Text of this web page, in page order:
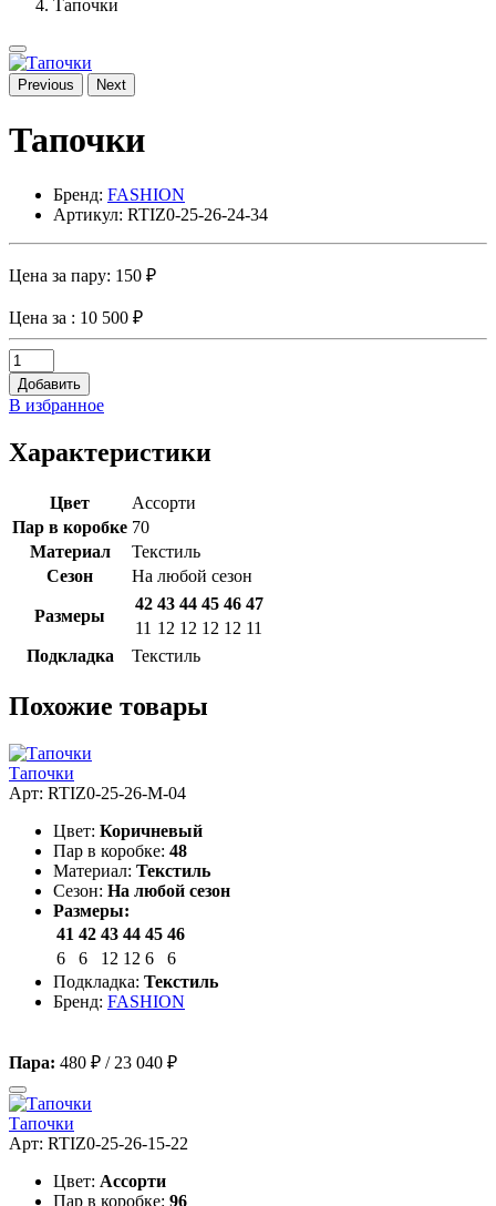
Тапочки
Previous Next
Тапочки
Бренд: FASHION
Артикул: RTIZ0-25-26-24-34
Цена за пару: 150 ₽
Цена за : 10 500 ₽
Добавить
В избранное
Характеристики
Цвет
Ассорти
Пар в коробке 70
Материал
Текстиль
Сезон
На любой сезон
Размеры
42 43 44 45 46 47
11 12 12 12 12 11
Подкладка
Текстиль
Похожие товары
Тапочки
Арт: RTIZ0-25-26-M-04
Цвет: Коричневый
Пар в коробке: 48
Материал: Текстиль
Сезон: На любой сезон
Размеры:
41 42 43 44 45 46
6
6 12 12 6
6
Подкладка: Текстиль
Бренд: FASHION
Пара: 480 ₽ / 23 040 ₽
Тапочки
Арт: RTIZ0-25-26-15-22
Цвет: Ассорти
Пар в коробке: 96